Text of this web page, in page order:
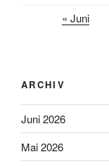
« Juni
ARCHIV
Juni 2026
Mai 2026